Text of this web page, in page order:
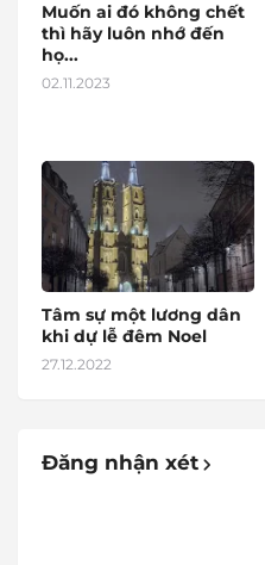
Muốn ai đó không chết
thì hãy luôn nhớ đến
họ...
02.11.2023
Tâm sự một lương dân
khi dự lễ đêm Noel
27.12.2022
Đăng nhận xét